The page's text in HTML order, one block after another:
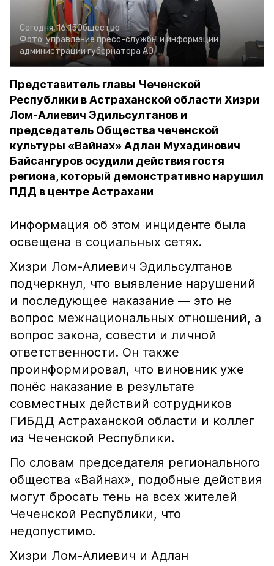
Сегодня, 16:15Общество
Фото: управление пресс-службы и информации
администрации губернатора АО
Представитель главы Чеченской
Республики в Астраханской области Хизри
Лом-Алиевич Эдильсултанов и
председатель Общества чеченской
культуры «Вайнах» Адлан Мухадинович
Байсангуров осудили действия гостя
региона, который демонстративно нарушил
ПДД в центре Астрахани
Информация об этом инциденте была
освещена в социальных сетях.
Хизри Лом-Алиевич Эдильсултанов
подчеркнул, что выявление нарушений
и последующее наказание — это не
вопрос межнациональных отношений, а
вопрос закона, совести и личной
ответственности. Он также
проинформировал, что виновник уже
понёс наказание в результате
совместных действий сотрудников
ГИБДД Астраханской области и коллег
из Чеченской Республики.
По словам председателя регионального
общества «Вайнах», подобные действия
могут бросать тень на всех жителей
Чеченской Республики, что
недопустимо.
Хизри Лом-Алиевич и Адлан